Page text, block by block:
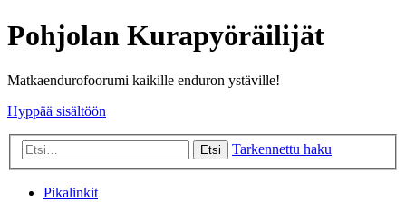
Pohjolan Kurapyöräilijät
Matkaendurofoorumi kaikille enduron ystäville!
Hyppää sisältöön
Etsi Tarkennettu haku
Pikalinkit